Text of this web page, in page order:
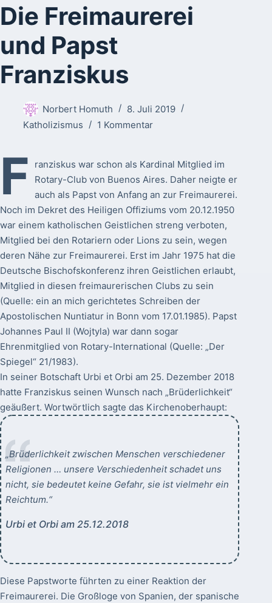
Die Freimaurerei
und Papst
Franziskus
Norbert Homuth
8. Juli 2019
Katholizismus
1 Kommentar
F
ranziskus war schon als Kardinal Mitglied im
Rotary-Club von Buenos Aires. Daher neigte er
auch als Papst von Anfang an zur Freimaurerei.
Noch im Dekret des Heiligen Offiziums vom 20.12.1950
war einem katholischen Geistlichen streng verboten,
Mitglied bei den Rotariern oder Lions zu sein, wegen
deren Nähe zur Freimaurerei. Erst im Jahr 1975 hat die
Deutsche Bischofskonferenz ihren Geistlichen erlaubt,
Mitglied in diesen freimaurerischen Clubs zu sein
(Quelle: ein an mich gerichtetes Schreiben der
Apostolischen Nuntiatur in Bonn vom 17.01.1985). Papst
Johannes Paul II (Wojtyla) war dann sogar
Ehrenmitglied von Rotary-International (Quelle: „Der
Spiegel“ 21/1983).
In seiner Botschaft Urbi et Orbi am 25. Dezember 2018
hatte Franziskus seinen Wunsch nach „Brüderlichkeit“
geäußert. Wortwörtlich sagte das Kirchenoberhaupt:
„Brüderlichkeit zwischen Menschen verschiedener
Religionen … unsere Verschiedenheit schadet uns
nicht, sie bedeutet keine Gefahr, sie ist vielmehr ein
Reichtum.“
Urbi et Orbi am 25.12.2018
Diese Papstworte führten zu einer Reaktion der
Freimaurerei. Die Großloge von Spanien, der spanische